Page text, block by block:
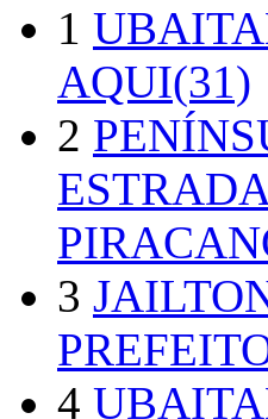
1
AQUI(31)
2
3
4